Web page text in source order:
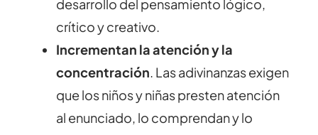
desarrollo del pensamiento lógico,
crítico y creativo.
Incrementan la atención y la
concentración. Las adivinanzas exigen
que los niños y niñas presten atención
al enunciado, lo comprendan y lo